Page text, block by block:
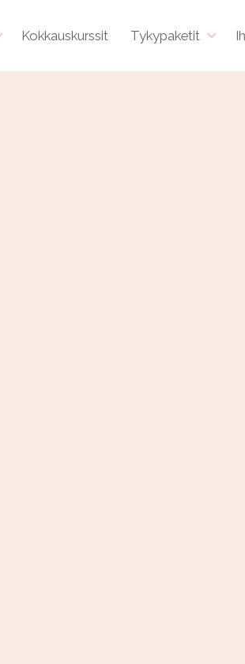
Kokkauskurssit Tykypaketit